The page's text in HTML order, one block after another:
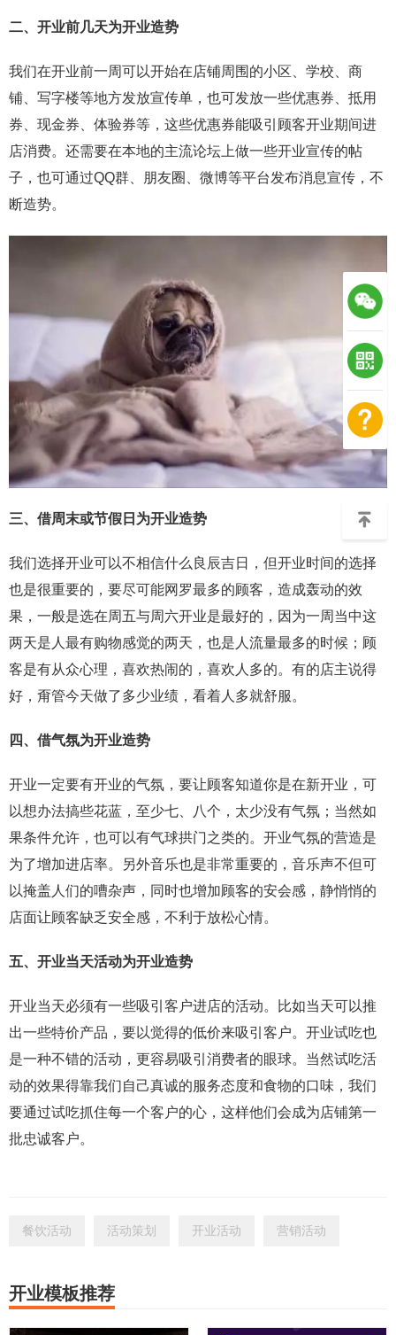
二、开业前几天为开业造势
我们在开业前一周可以开始在店铺周围的小区、学校、商
铺、写字楼等地方发放宣传单，也可发放一些优惠券、抵用
券、现金券、体验券等，这些优惠券能吸引顾客开业期间进
店消费。还需要在本地的主流论坛上做一些开业宣传的帖
子，也可通过QQ群、朋友圈、微博等平台发布消息宣传，不
断造势。
三、借周末或节假日为开业造势
我们选择开业可以不相信什么良辰吉日，但开业时间的选择
也是很重要的，要尽可能网罗最多的顾客，造成轰动的效
果，一般是选在周五与周六开业是最好的，因为一周当中这
两天是人最有购物感觉的两天，也是人流量最多的时候；顾
客是有从众心理，喜欢热闹的，喜欢人多的。有的店主说得
好，甭管今天做了多少业绩，看着人多就舒服。
四、借气氛为开业造势
开业一定要有开业的气氛，要让顾客知道你是在新开业，可
以想办法搞些花蓝，至少七、八个，太少没有气氛；当然如
果条件允许，也可以有气球拱门之类的。开业气氛的营造是
为了增加进店率。另外音乐也是非常重要的，音乐声不但可
以掩盖人们的嘈杂声，同时也增加顾客的安会感，静悄悄的
店面让顾客缺乏安全感，不利于放松心情。
五、开业当天活动为开业造势
开业当天必须有一些吸引客户进店的活动。比如当天可以推
出一些特价产品，要以觉得的低价来吸引客户。开业试吃也
是一种不错的活动，更容易吸引消费者的眼球。当然试吃活
动的效果得靠我们自己真诚的服务态度和食物的口味，我们
要通过试吃抓住每一个客户的心，这样他们会成为店铺第一
批忠诚客户。
餐饮活动 活动策划 开业活动 营销活动
开业模板推荐